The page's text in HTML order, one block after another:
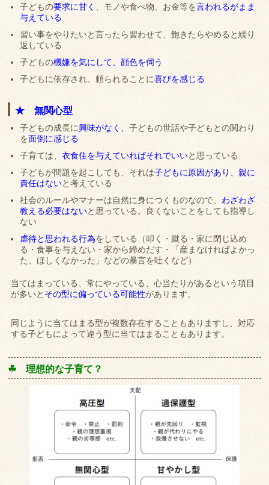
子どもの要求に甘く 、モノや食べ物、お金等を言われるがまま
与えている
習い事をやりたいと言ったら習わせて、飽きたらやめると繰り
返している
子どもの機嫌を気にして、顔色を伺う
子どもに依存され、頼られることに喜びを感じる
★ 無関心型
子どもの成長に興味がなく、子どもの世話や子どもとの関わり
を面倒に感じる
子育ては、衣食住を与えていればそれでいいと思っている
子どもが問題を起こしても、それは子どもに原因があり、親に
責任はないと考えている
社会のルールやマナーは自然に身につくものなので、わざわざ
教える必要はないと思っている。良くないことをしても指導し
ない
虐待と思われる行為をしている（叩く・蹴る・家に閉じ込め
る・食事を与えない・家から締めだす・「産まなければよかっ
た、ほしくなかった」などの暴言を吐くなど）
当てはまっている、常にやっている、心当たりがあるという項目
が多いと その型に偏っている可能性があります。
同じように当てはまる型が複数存在することもありますし、対応
する子どもによって違う型に当てはまることもあります。
☘ 理想的な子育て？